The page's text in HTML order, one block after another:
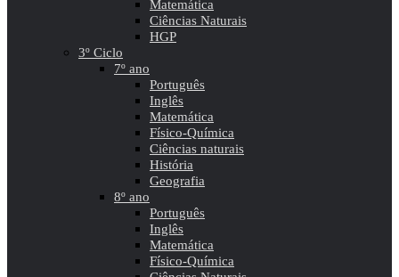
Matemática
Ciências Naturais
HGP
3º Ciclo
7º ano
Português
Inglês
Matemática
Físico-Química
Ciências naturais
História
Geografia
8º ano
Português
Inglês
Matemática
Físico-Química